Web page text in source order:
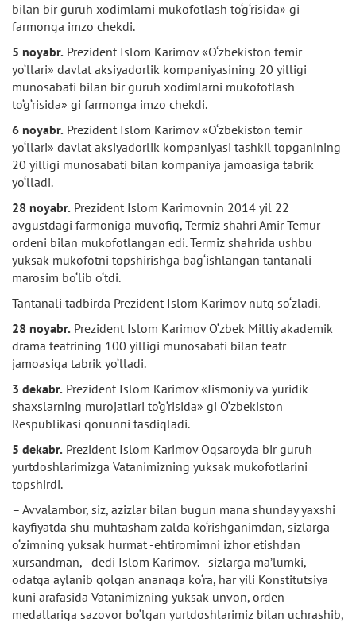
bilan bir guruh xodimlarni mukofotlash to‘g‘risida» gi
farmonga imzo chekdi.
5 noyabr. Prezident Islom Karimov «O‘zbekiston temir
yo‘llari» davlat aksiyadorlik kompaniyasining 20 yilligi
munosabati bilan bir guruh xodimlarni mukofotlash
to‘g‘risida» gi farmonga imzo chekdi.
6 noyabr. Prezident Islom Karimov «O‘zbekiston temir
yo‘llari» davlat aksiyadorlik kompaniyasi tashkil topganining
20 yilligi munosabati bilan kompaniya jamoasiga tabrik
yo‘lladi.
28 noyabr. Prezident Islom Karimovnin 2014 yil 22
avgustdagi farmoniga muvofiq, Termiz shahri Amir Temur
ordeni bilan mukofotlangan edi. Termiz shahrida ushbu
yuksak mukofotni topshirishga bag‘ishlangan tantanali
marosim bo‘lib o‘tdi.
Tantanali tadbirda Prezident Islom Karimov nutq so‘zladi.
28 noyabr. Prezident Islom Karimov O‘zbek Milliy akademik
drama teatrining 100 yilligi munosabati bilan teatr
jamoasiga tabrik yo‘lladi.
3 dekabr. Prezident Islom Karimov «Jismoniy va yuridik
shaxslarning murojatlari to‘g‘risida» gi O‘zbekiston
Respublikasi qonunni tasdiqladi.
5 dekabr. Prezident Islom Karimov Oqsaroyda bir guruh
yurtdoshlarimizga Vatanimizning yuksak mukofotlarini
topshirdi.
– Avvalambor, siz, azizlar bilan bugun mana shunday yaxshi
kayfiyatda shu muhtasham zalda ko‘rishganimdan, sizlarga
o‘zimning yuksak hurmat -ehtiromimni izhor etishdan
xursandman, - dedi Islom Karimov. - sizlarga ma’lumki,
odatga aylanib qolgan ananaga ko‘ra, har yili Konstitutsiya
kuni arafasida Vatanimizning yuksak unvon, orden
medallariga sazovor bo‘lgan yurtdoshlarimiz bilan uchrashib,